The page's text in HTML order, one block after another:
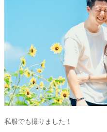
私服でも撮りました！